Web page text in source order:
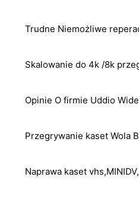
Trudne Niemożliwe
Skalowanie do 4k /8k
Opinie O firmie Uddio
Przegrywanie kaset Wola
Naprawa kaset